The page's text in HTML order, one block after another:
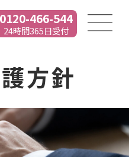
0120-466-544
24時間365日受付
方針